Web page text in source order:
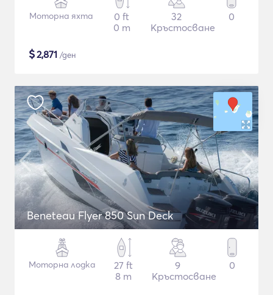
Моторна яхта
0 ft
0 m
32
Кръстосване
0
$2,871 /ден
Beneteau Flyer 850 Sun Deck
Моторна лодка
27 ft
8 m
9
Кръстосване
0